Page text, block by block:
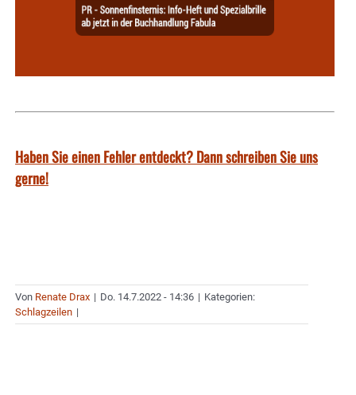
Haben Sie einen Fehler entdeckt? Dann schreiben Sie uns
gerne!
Von Renate Drax | Do. 14.7.2022 - 14:36 | Kategorien:
Schlagzeilen |